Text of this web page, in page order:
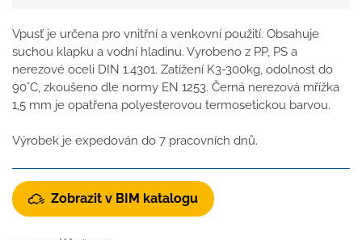
Vpusť je určena pro vnitřní a venkovní použití. Obsahuje
suchou klapku a vodní hladinu. Vyrobeno z PP, PS a
nerezové oceli DIN 1.4301. Zatížení K3-300kg, odolnost do
90°C, zkoušeno dle normy EN 1253. Černá nerezová mřížka
1,5 mm je opatřena polyesterovou termosetickou barvou.
Výrobek je expedován do 7 pracovních dnů.
Zobrazit v BIM katalogu